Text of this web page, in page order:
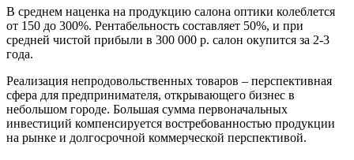
В среднем наценка на продукцию салона оптики колеблется
от 150 до 300%. Рентабельность составляет 50%, и при
средней чистой прибыли в 300 000 р. салон окупится за 2-3
года.
Реализация непродовольственных товаров – перспективная
сфера для предпринимателя, открывающего бизнес в
небольшом городе. Большая сумма первоначальных
инвестиций компенсируется востребованностью продукции
на рынке и долгосрочной коммерческой перспективой.